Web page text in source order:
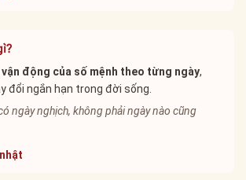
vận động của số mệnh theo từng ngày,
đổi ngắn hạn trong đời sống.
ngày nghịch, không phải ngày nào cũng